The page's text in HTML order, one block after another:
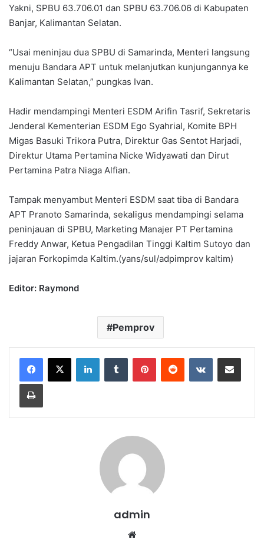
Yakni, SPBU 63.706.01 dan SPBU 63.706.06 di Kabupaten
Banjar, Kalimantan Selatan.
“Usai meninjau dua SPBU di Samarinda, Menteri langsung
menuju Bandara APT untuk melanjutkan kunjungannya ke
Kalimantan Selatan,” pungkas Ivan.
Hadir mendampingi Menteri ESDM Arifin Tasrif, Sekretaris
Jenderal Kementerian ESDM Ego Syahrial, Komite BPH
Migas Basuki Trikora Putra, Direktur Gas Sentot Harjadi,
Direktur Utama Pertamina Nicke Widyawati dan Dirut
Pertamina Patra Niaga Alfian.
Tampak menyambut Menteri ESDM saat tiba di Bandara
APT Pranoto Samarinda, sekaligus mendampingi selama
peninjauan di SPBU, Marketing Manajer PT Pertamina
Freddy Anwar, Ketua Pengadilan Tinggi Kaltim Sutoyo dan
jajaran Forkopimda Kaltim.(yans/sul/adpimprov kaltim)
Editor: Raymond
Pemprov
LinkedInTumblr PinterestReddit VKontakteShare via Email
Print
admin